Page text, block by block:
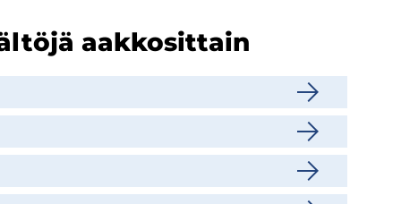
aak­ko­sit­tain